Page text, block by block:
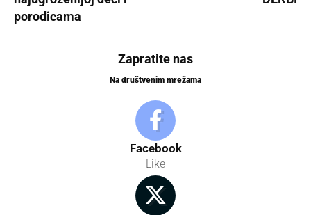
porodicama
Zapratite nas
Na društvenim mrežama
Facebook
Like